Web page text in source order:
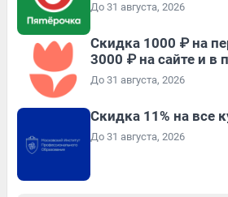
До 31 августа, 2026
Скидка 1000 ₽ на
3000 ₽ на сайте и в
До 31 августа, 2026
Скидка 11% на все
До 31 августа, 2026